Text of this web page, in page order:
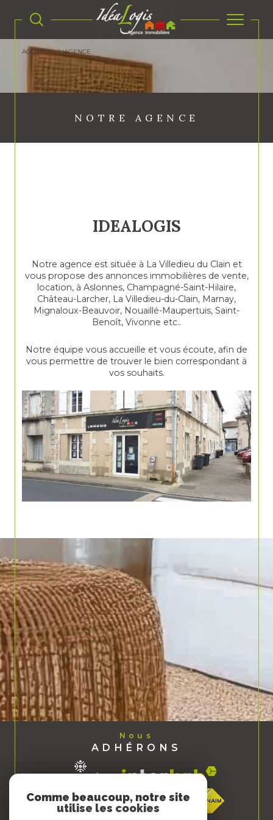
ACCUEIL L'AGENCE
NOTRE AGENCE
IDEALOGIS
Notre agence est située à La Villedieu du Clain et
vous propose des annonces immobilières de vente,
location, à Aslonnes, Champagné-Saint-Hilaire,
Château-Larcher, La Villedieu-du-Clain, Marnay,
Mignaloux-Beauvoir, Nouaillé-Maupertuis, Saint-
Benoît, Vivonne etc..
Notre équipe vous accueille et vous écoute, afin de
vous permettre de trouver le bien correspondant à
vos souhaits.
Nous
ADHÉRONS
Comme beaucoup, notre site
utilise les cookies